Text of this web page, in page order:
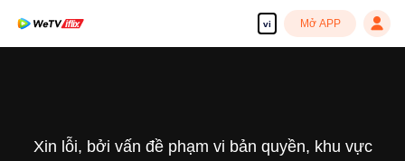
vi Mở APP
Xin lỗi, bởi vấn đề phạm vi bản quyền, khu vực